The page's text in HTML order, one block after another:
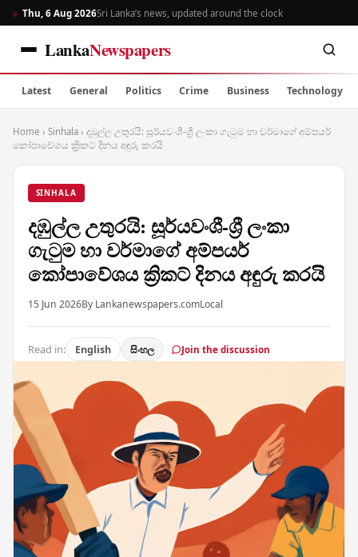
Thu, 6 Aug 2026Sri Lanka’s news, updated around the clock
LankaNewspapers
Latest General Politics Crime Business Technology
Home › Sinhala › දඹුල්ල උතුරයි: සූර්යවංශී-ශ්‍රී ලංකා ගැටුම හා වර්මාගේ අම්පයර්
කෝපාවේශය ක්‍රිකට් දිනය අඳුරු කරයි
SINHALA
දඹුල්ල උතුරයි: සූර්යවංශී-ශ්‍රී ලංකා
ගැටුම හා වර්මාගේ අම්පයර්
කෝපාවේශය ක්‍රිකට් දිනය අඳුරු කරයි
15 Jun 2026By Lankanewspapers.comLocal
Read in: English සිංහල Join the discussion